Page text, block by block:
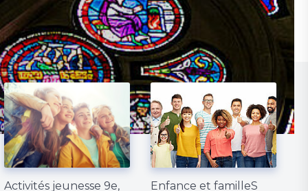
Activités jeunesse 9e,
Enfance et familleS